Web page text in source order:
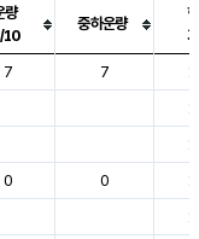
람, 기압등을 안내한 표입
량
10
중하운량
7 7
0 0